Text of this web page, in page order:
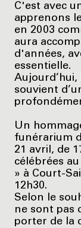
C'est avec
apprenons
en 2003
aura
d'années,
essentielle.
souvient
Un
funérarium
21 avril, de
célébrées
» à Court-
12h30.
Selon le
ne sont pas
porter de la